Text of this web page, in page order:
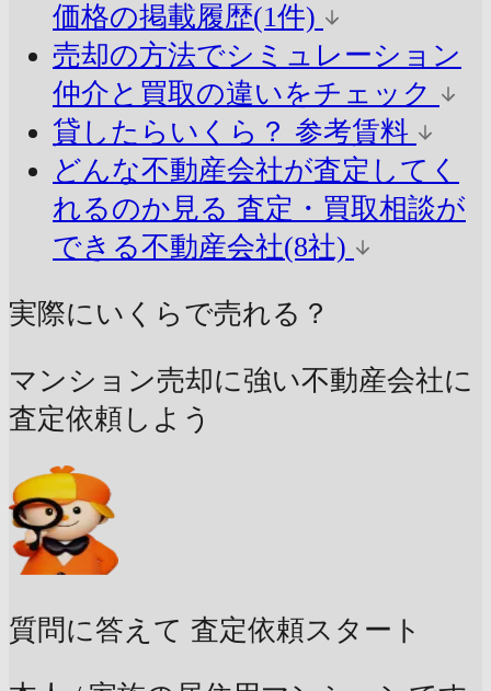
価格の掲載履歴(1件)
売却の方法でシミュレーション
仲介と買取の違いをチェック
貸したらいくら？ 参考賃料
どんな不動産会社が査定してく
れるのか見る 査定・買取相談が
できる不動産会社(8社)
実際にいくらで売れる？
マンション売却に強い不動産会社に
査定依頼しよう
質問に答えて 査定依頼スタート